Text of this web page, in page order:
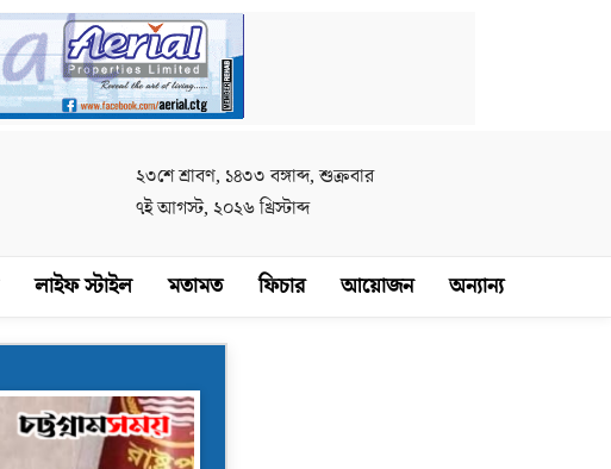
২৩শে শ্রাবণ, ১৪৩৩ বঙ্গাব্দ, শুক্রবার
৭ই আগস্ট, ২০২৬ খ্রিস্টাব্দ
লাইফ স্টাইল মতামত ফিচার আয়োজন অন্যান্য